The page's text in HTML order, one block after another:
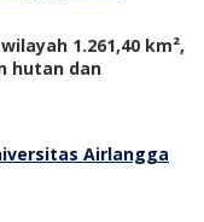
1.261,40 km²,
hutan dan